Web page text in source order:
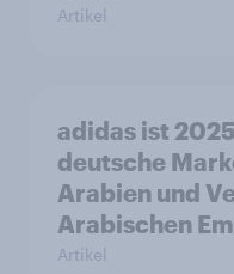
Artikel
adidas ist
deutsche
Arabien und
Arabischen
Artikel